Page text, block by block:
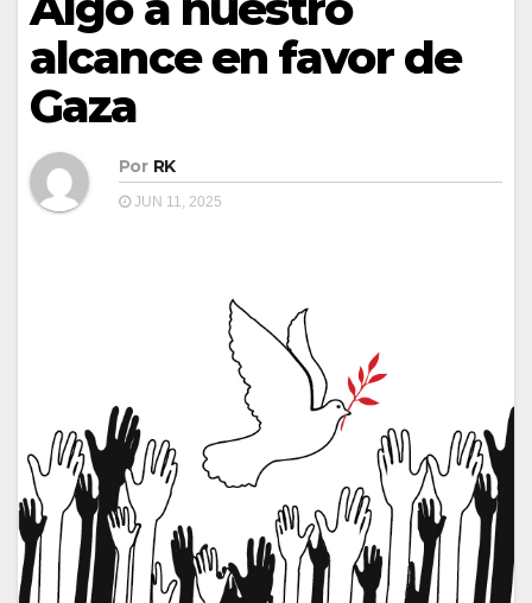
alcance en favor de
Gaza
Por RK
JUN 11, 2025